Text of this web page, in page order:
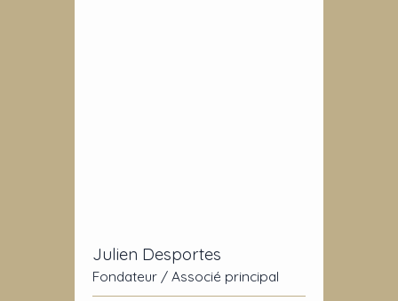
Julien Desportes
Fondateur / Associé principal